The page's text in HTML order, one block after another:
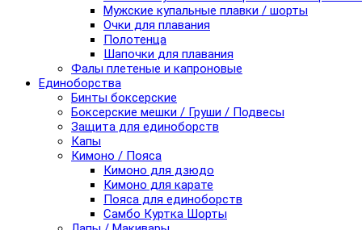
Мужские купальные плавки / шорты
Очки для плавания
Полотенца
Шапочки для плавания
Фалы плетеные и капроновые
Единоборства
Бинты боксерские
Боксерские мешки / Груши / Подвесы
Защита для единоборств
Капы
Кимоно / Пояса
Кимоно для дзюдо
Кимоно для карате
Пояса для единоборств
Самбо Куртка Шорты